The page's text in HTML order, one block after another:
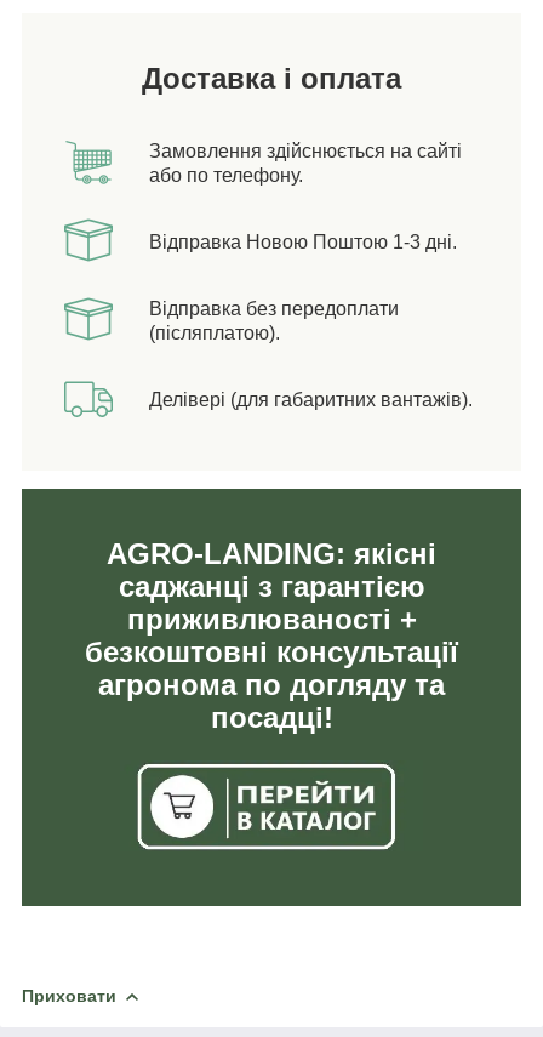
Доставка і оплата
Замовлення здійснюється на сайті
або по телефону.
Відправка Новою Поштою 1-3 дні.
Відправка без передоплати
(післяплатою).
Делівері (для габаритних вантажів).
AGRO-LANDING: якісні
саджанці з гарантією
приживлюваності +
безкоштовні консультації
агронома по догляду та
посадці!
Приховати